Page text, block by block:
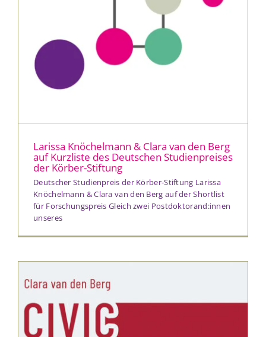
Larissa Knöchelmann & Clara van den Berg
auf Kurzliste des Deutschen Studienpreises
der Körber-Stiftung
Deutscher Studienpreis der Körber-Stiftung Larissa
Knöchelmann & Clara van den Berg auf der Shortlist
für Forschungspreis Gleich zwei Postdoktorand:innen
unseres